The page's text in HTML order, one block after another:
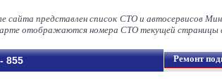
сайта представлен список СТО и автосервисов
отображаются номера СТО текущей страницы
855 Ремонт